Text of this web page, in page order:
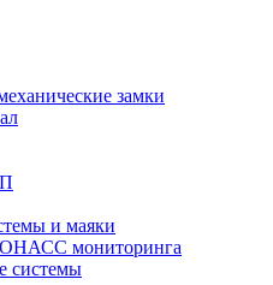
замки
и маяки
мониторинга
системы